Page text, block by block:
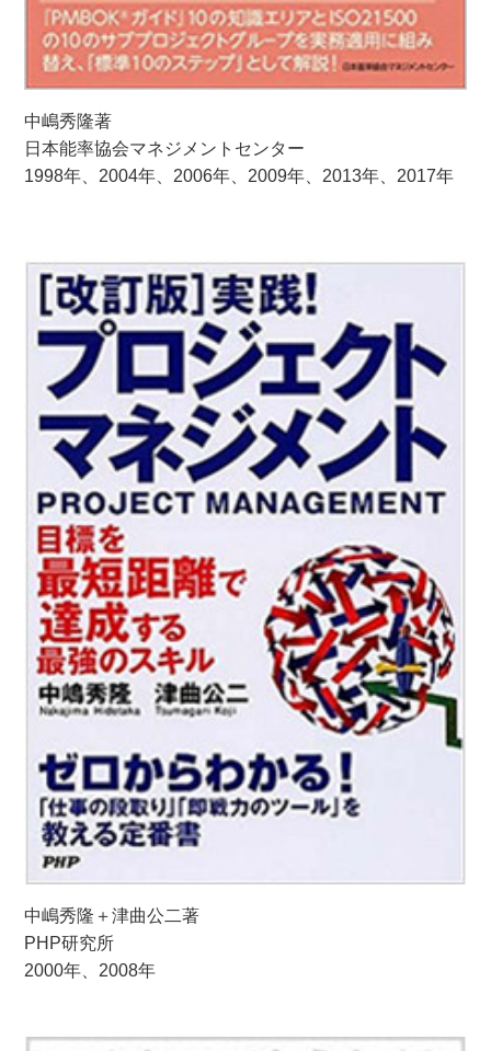
中嶋秀隆著
日本能率協会マネジメントセンター
1998年、2004年、2006年、2009年、2013年、2017年
中嶋秀隆＋津曲公二著
PHP研究所
2000年、2008年